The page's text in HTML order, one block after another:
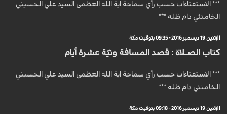
*** الاستفتاءات حسب رأي سماحة اية الله العظمى السيد علي الحسيني
الخامنئي دام ظله ***
الإثنين 19 ديسمبر 2016 - 09:35 بتوقيت مكة
كتاب الصـلاة : قصد المسافة ونيّة عشرة أيام
*** الاستفتاءات حسب رأي سماحة اية الله العظمى السيد علي الحسيني
الخامنئي دام ظله ***
الإثنين 19 ديسمبر 2016 - 09:18 بتوقيت مكة